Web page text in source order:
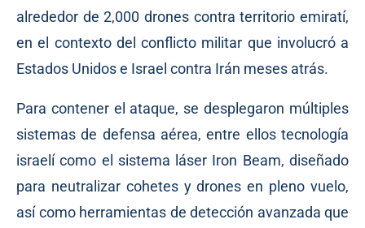
alrededor de 2,000 drones contra territorio emiratí,
en el contexto del conflicto militar que involucró a
Estados Unidos e Israel contra Irán meses atrás.
Para contener el ataque, se desplegaron múltiples
sistemas de defensa aérea, entre ellos tecnología
israelí como el sistema láser Iron Beam, diseñado
para neutralizar cohetes y drones en pleno vuelo,
así como herramientas de detección avanzada que